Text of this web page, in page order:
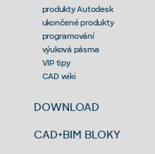
produkty Autodesk
ukončené produkty
programování
výuková pásma
VIP tipy
CAD wiki
DOWNLOAD
CAD+BIM BLOKY